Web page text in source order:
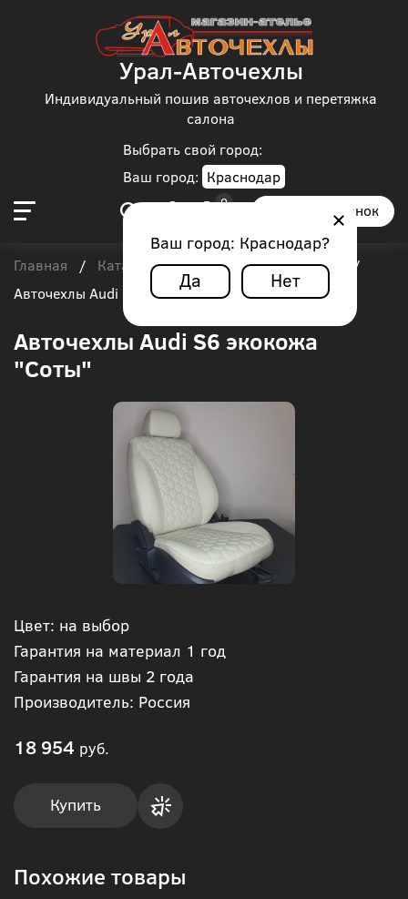
Выбрать свой город:
Ваш город: Краснодар
Ваш город: Краснодар?
Да Нет
Урал-Авточехлы
Индивидуальный пошив авточехлов и перетяжка
салона
Заказать звонок
Главная / Каталог чехлов / Audi / Audi S6
/
Авточехлы Audi S6 экокожа "Соты"
Авточехлы Audi S6 экокожа
"Соты"
Цвет: на выбор
Гарантия на материал 1 год
Гарантия на швы 2 года
Производитель: Россия
18 954 руб.
Купить
Похожие товары